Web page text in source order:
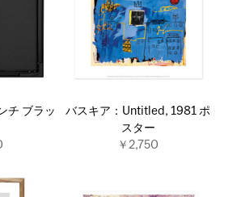
チ ブラッ
バスキア：Untitled, 1981 ポ
スター
￥2,750